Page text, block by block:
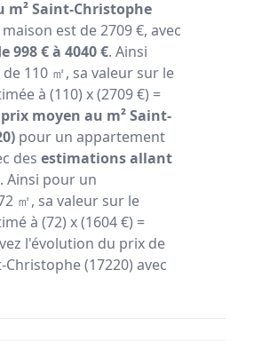
m² Saint-Christophe
est de 2709 €, avec
998 € à 4040 €. Ainsi
110 ㎡, sa valeur sur le
à (110) x (2709 €) =
prix moyen au m² Saint-
pour un appartement
des estimations allant
. Ainsi pour un
㎡, sa valeur sur le
à (72) x (1604 €) =
l'évolution du prix de
(17220) avec